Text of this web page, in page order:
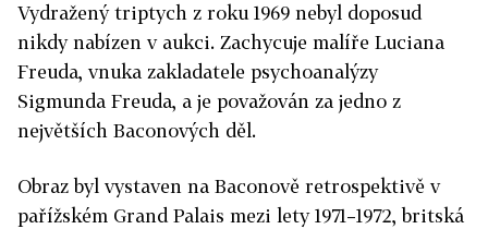
Vydražený triptych z roku 1969 nebyl doposud
nikdy nabízen v aukci. Zachycuje malíře Luciana
Freuda, vnuka zakladatele psychoanalýzy
Sigmunda Freuda, a je považován za jedno z
největších Baconových děl.
Obraz byl vystaven na Baconově retrospektivě v
pařížském Grand Palais mezi lety 1971–1972, britská